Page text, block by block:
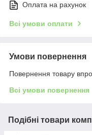
Оплата на рахунок
Всі умови оплати
Умови повернення
Повернення товару
Всі умови повернення
Подібні товари